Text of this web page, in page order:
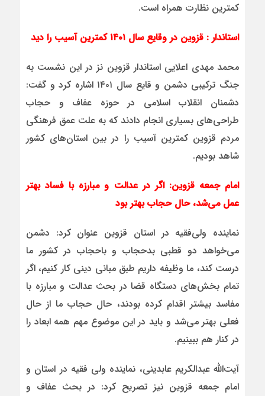
کمترین نظارت همراه است.
استاندار : قزوین در وقایع سال ۱۴۰۱کمترین آسیب را دید
محمد مهدی اعلایی استاندار قزوین نز در این نشست به
جنگ ترکیبی دشمن و قایع سال ۱۴۰۱ اشاره کرد و گفت:
دشمنان انقلاب اسلامی در حوزه عفاف و حجاب
طراحی‌های بسیاری انجام دادند که به علت عمق فرهنگی
مردم قزوین کمترین آسیب را در بین استان‌های کشور
شاهد بودیم.
امام جمعه قزوین: اگر در عدالت و مبارزه با فساد بهتر
عمل می‌شد، حال حجاب بهتر بود
نماینده ولی‌فقیه در استان قزوین عنوان کرد: دشمن
می‌خواهد دو قطبی بدحجاب و باحجاب در کشور ما
درست کند، ما وظیفه داریم طبق مبانی دینی کار کنیم، اگر
تمام بخش‌های دستگاه قضا در بحث عدالت و مبارزه با
مفاسد بیشتر اقدام کرده بودند، حال حجاب ما از حال
فعلی بهتر می‌شد و باید در این موضوع مهم همه ابعاد را
در کنار هم ببینیم.
آیت‌الله عبدالکریم عابدینی، نماینده ولی فقیه در استان و
امام جمعه قزوین نیز تصریح کرد: در بحث عفاف و